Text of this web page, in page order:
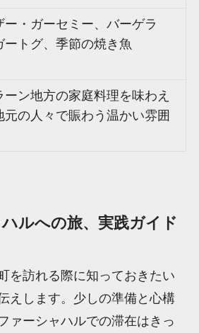
ー・ガーセミー、バーゲラ
ートグ、季節の焼き魚
ーン地方の家庭料理を味わえ
元の人々で賑わう温かい雰囲
ルへの旅、実践ガイド
を訪れる際に知っておきたい
えします。少しの準備と心構
ァーシャハルでの滞在はきっ